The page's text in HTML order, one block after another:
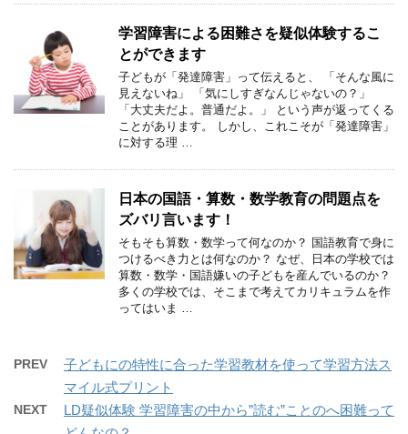
学習障害による困難さを疑似体験するこ
とができます
子どもが「発達障害」って伝えると、 「そんな風に
見えないね」 「気にしすぎなんじゃないの？」
「大丈夫だよ。普通だよ。」 という声が返ってくる
ことがあります。 しかし、これこそが「発達障害」
に対する理 …
日本の国語・算数・数学教育の問題点を
ズバリ言います！
そもそも算数・数学って何なのか？ 国語教育で身に
つけるべき力とは何なのか？ なぜ、日本の学校では
算数・数学・国語嫌いの子どもを産んでいるのか？
多くの学校では、そこまで考えてカリキュラムを作
ってはいま …
PREV
子どもにの特性に合った学習教材を使って学習方法ス
マイル式プリント
NEXT
LD疑似体験 学習障害の中から”読む”ことのへ困難って